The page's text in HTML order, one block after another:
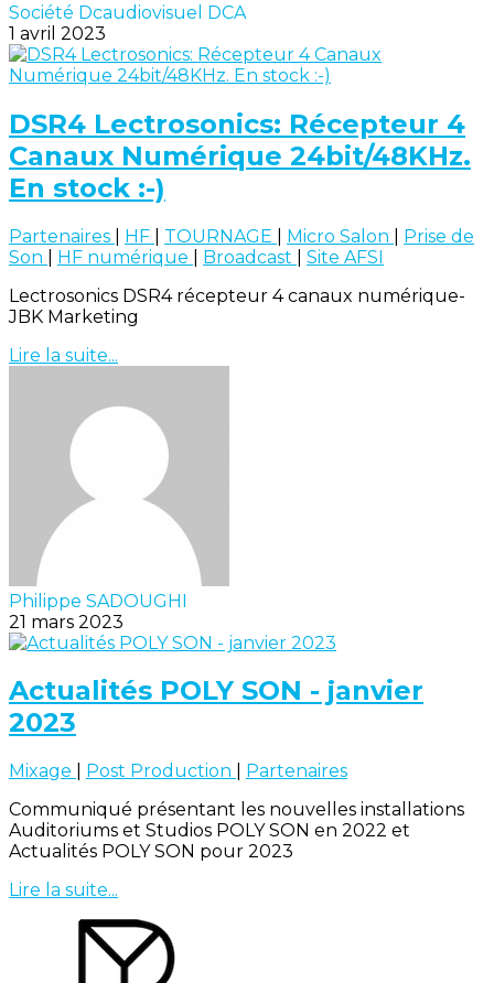
Société Dcaudiovisuel DCA
1 avril 2023
DSR4 Lectrosonics: Récepteur 4
Canaux Numérique 24bit/48KHz.
En stock :-)
Partenaires HF TOURNAGE Micro Salon
Prise de
Son
HF numérique Broadcast
Site AFSI
Lectrosonics DSR4 récepteur 4 canaux numérique-
JBK Marketing
Lire la suite...
Philippe SADOUGHI
21 mars 2023
Actualités POLY SON - janvier
2023
Mixage Post Production
Partenaires
Communiqué présentant les nouvelles installations
Auditoriums et Studios POLY SON en 2022 et
Actualités POLY SON pour 2023
Lire la suite...